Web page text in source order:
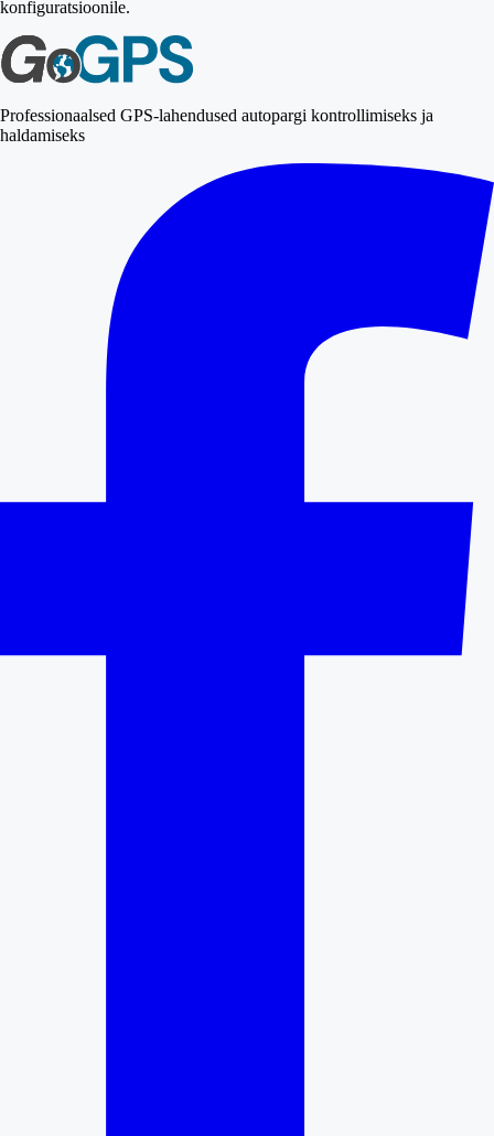
konfiguratsioonile.
Professionaalsed GPS-lahendused autopargi kontrollimiseks ja
haldamiseks